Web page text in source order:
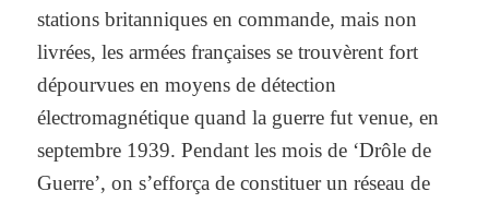
stations britanniques en commande, mais non
livrées, les armées françaises se trouvèrent fort
dépourvues en moyens de détection
électromagnétique quand la guerre fut venue, en
septembre 1939. Pendant les mois de ‘Drôle de
Guerre’, on s’efforça de constituer un réseau de